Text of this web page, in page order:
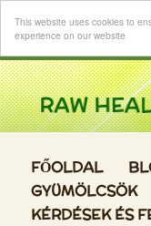
This website uses cookies to
experience on our website
FŐOLDAL
GYÜMÖLCSÖK
KÉRDÉSEK ÉS